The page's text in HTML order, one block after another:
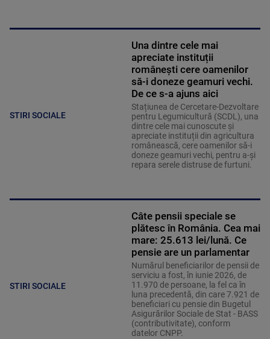
STIRI SOCIALE
Una dintre cele mai
apreciate instituții
românești cere oamenilor
să-i doneze geamuri vechi.
De ce s-a ajuns aici
Stațiunea de Cercetare-Dezvoltare
pentru Legumicultură (SCDL), una
dintre cele mai cunoscute și
apreciate instituții din agricultura
românească, cere oamenilor să-i
doneze geamuri vechi, pentru a-și
repara serele distruse de furtuni.
STIRI SOCIALE
Câte pensii speciale se
plătesc în România. Cea mai
mare: 25.613 lei/lună. Ce
pensie are un parlamentar
Numărul beneficiarilor de pensii de
serviciu a fost, în iunie 2026, de
11.970 de persoane, la fel ca în
luna precedentă, din care 7.921 de
beneficiari cu pensie din Bugetul
Asigurărilor Sociale de Stat - BASS
(contributivitate), conform
datelor CNPP.